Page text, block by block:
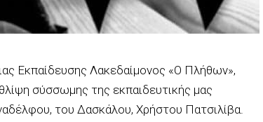
Εκπαίδευσης Λακεδαίμονος «Ο Πλήθων»,
σύσσωμης της εκπαιδευτικής μας
του Δασκάλου, Χρήστου Πατσιλίβα.